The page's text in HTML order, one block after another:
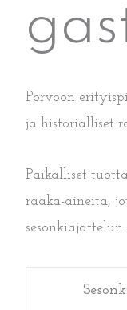
Porvoon
ja historialliset
Paikalliset
raaka-aineita,
sesonkiajattelun.